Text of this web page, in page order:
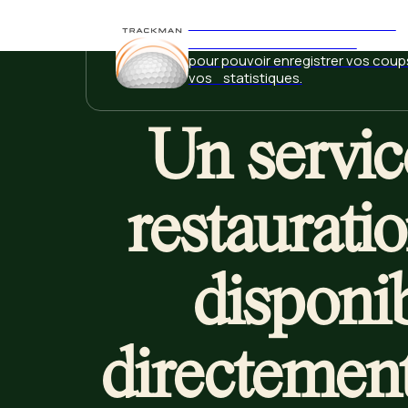
pour pouvoir enregistrer vos
vos statistiques.
Un